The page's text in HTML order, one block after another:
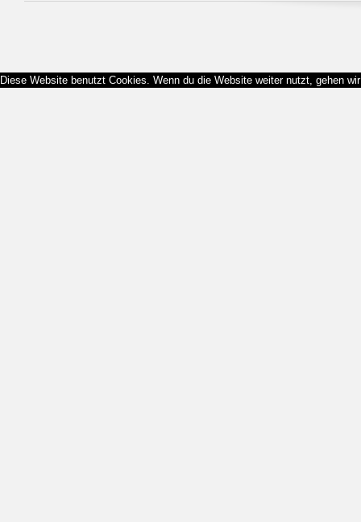
Diese Website benutzt Cookies. Wenn du die Website weiter nutzt, gehen